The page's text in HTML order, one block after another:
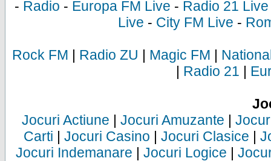
- Radio - Europa FM Live - Radio 21 Live
Live - City FM Live -
Rock FM | Radio ZU | Magic FM |
| Radio 21 |
Jocuri Actiune | Jocuri Amuzante |
Carti | Jocuri Casino | Jocuri Clasice |
Jocuri Indemanare | Jocuri Logice |